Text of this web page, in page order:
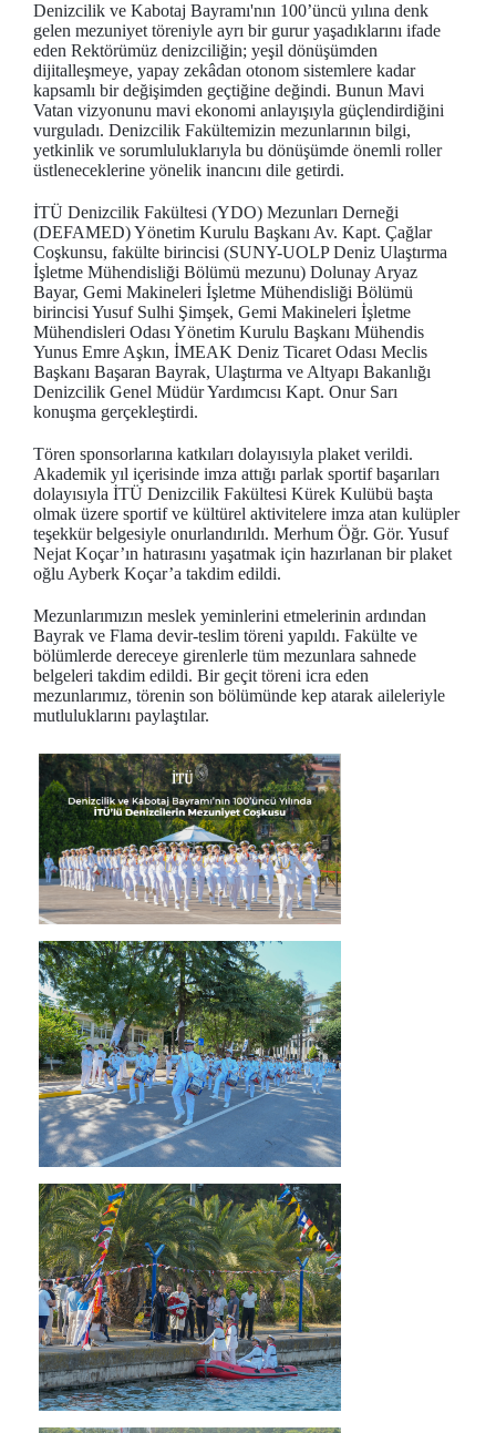
Denizcilik ve Kabotaj Bayramı'nın 100’üncü yılına denk
gelen mezuniyet töreniyle ayrı bir gurur yaşadıklarını ifade
eden Rektörümüz denizciliğin; yeşil dönüşümden
dijitalleşmeye, yapay zekâdan otonom sistemlere kadar
kapsamlı bir değişimden geçtiğine değindi. Bunun Mavi
Vatan vizyonunu mavi ekonomi anlayışıyla güçlendirdiğini
vurguladı. Denizcilik Fakültemizin mezunlarının bilgi,
yetkinlik ve sorumluluklarıyla bu dönüşümde önemli roller
üstleneceklerine yönelik inancını dile getirdi.
İTÜ Denizcilik Fakültesi (YDO) Mezunları Derneği
(DEFAMED) Yönetim Kurulu Başkanı Av. Kapt. Çağlar
Coşkunsu, fakülte birincisi (SUNY-UOLP Deniz Ulaştırma
İşletme Mühendisliği Bölümü mezunu) Dolunay Aryaz
Bayar, Gemi Makineleri İşletme Mühendisliği Bölümü
birincisi Yusuf Sulhi Şimşek, Gemi Makineleri İşletme
Mühendisleri Odası Yönetim Kurulu Başkanı Mühendis
Yunus Emre Aşkın, İMEAK Deniz Ticaret Odası Meclis
Başkanı Başaran Bayrak, Ulaştırma ve Altyapı Bakanlığı
Denizcilik Genel Müdür Yardımcısı Kapt. Onur Sarı
konuşma gerçekleştirdi.
Tören sponsorlarına katkıları dolayısıyla plaket verildi.
Akademik yıl içerisinde imza attığı parlak sportif başarıları
dolayısıyla İTÜ Denizcilik Fakültesi Kürek Kulübü başta
olmak üzere sportif ve kültürel aktivitelere imza atan kulüpler
teşekkür belgesiyle onurlandırıldı. Merhum Öğr. Gör. Yusuf
Nejat Koçar’ın hatırasını yaşatmak için hazırlanan bir plaket
oğlu Ayberk Koçar’a takdim edildi.
Mezunlarımızın meslek yeminlerini etmelerinin ardından
Bayrak ve Flama devir-teslim töreni yapıldı. Fakülte ve
bölümlerde dereceye girenlerle tüm mezunlara sahnede
belgeleri takdim edildi. Bir geçit töreni icra eden
mezunlarımız, törenin son bölümünde kep atarak aileleriyle
mutluluklarını paylaştılar.